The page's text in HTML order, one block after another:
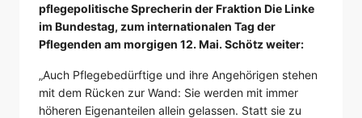
pflegepolitische Sprecherin der Fraktion Die Linke
im Bundestag, zum internationalen Tag der
Pflegenden am morgigen 12. Mai. Schötz weiter:
„Auch Pflegebedürftige und ihre Angehörigen stehen
mit dem Rücken zur Wand: Sie werden mit immer
höheren Eigenanteilen allein gelassen. Statt sie zu